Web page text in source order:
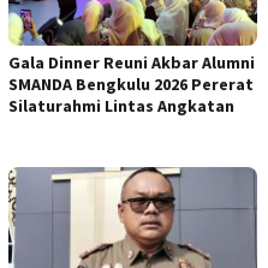
Gala Dinner Reuni Akbar Alumni
SMANDA Bengkulu 2026 Pererat
Silaturahmi Lintas Angkatan